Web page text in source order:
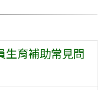
生育補助常見問